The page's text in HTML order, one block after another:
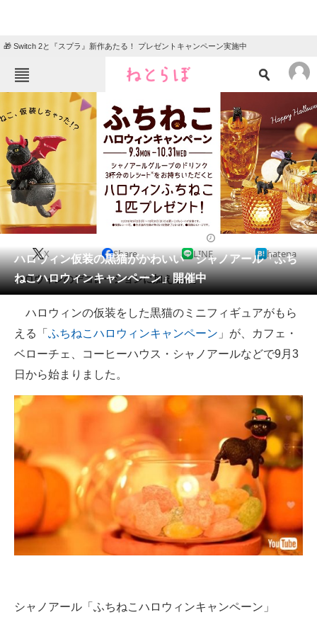
🎁 Switch 2と『スプラ』新作あたる！ プレゼントキャンペーン実施中
ねとらぼメニュー
TOP ニュース
エンタメ クイズ
グルメ 地域
住まい 教育・育児
動物 リサーチ
会員記事
メディア
注目記事を集めた総合ページ
ITの今と未来を見通す
スマホと通信の最新トレンド
進化するPCとデバイスの未来
好きが集まる 比べて選べる
ビジネスと働き方のヒント
AI活用のいまが分かる
企業ITのトレンドを詳説
ハロウィン仮装の黒猫がかわいい シャノアール「ふち
ねこハロウィンキャンペーン」開催中
X Share LINE hatena
ハロウィンのデコレーションに加えたい。
ハロウィンの仮装をした黒猫のミニフィギュアがもら
える「 ふちねこハロウィンキャンペーン 」が、カフェ・
ベローチェ、コーヒーハウス・シャノアールなどで9月3
日から始まりました。
シャノアール「ふちねこハロウィンキャンペーン」